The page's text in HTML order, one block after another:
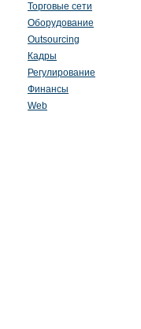
Торговые сети
Оборудование
Outsourcing
Кадры
Регулирование
Финансы
Web